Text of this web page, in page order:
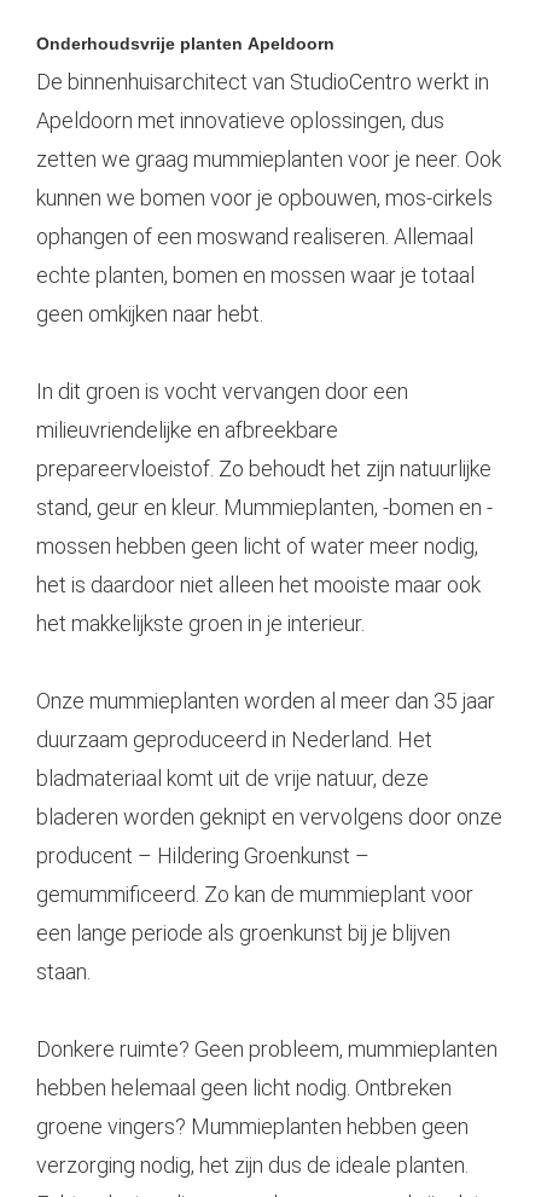
Onderhoudsvrije planten Apeldoorn
De binnenhuisarchitect van StudioCentro werkt in
Apeldoorn met innovatieve oplossingen, dus
zetten we graag mummieplanten voor je neer. Ook
kunnen we bomen voor je opbouwen, mos-cirkels
ophangen of een moswand realiseren. Allemaal
echte planten, bomen en mossen waar je totaal
geen omkijken naar hebt.
In dit groen is vocht vervangen door een
milieuvriendelijke en afbreekbare
prepareervloeistof. Zo behoudt het zijn natuurlijke
stand, geur en kleur. Mummieplanten, -bomen en -
mossen hebben geen licht of water meer nodig,
het is daardoor niet alleen het mooiste maar ook
het makkelijkste groen in je interieur.
Onze mummieplanten worden al meer dan 35 jaar
duurzaam geproduceerd in Nederland. Het
bladmateriaal komt uit de vrije natuur, deze
bladeren worden geknipt en vervolgens door onze
producent – Hildering Groenkunst –
gemummificeerd. Zo kan de mummieplant voor
een lange periode als groenkunst bij je blijven
staan.
Donkere ruimte? Geen probleem, mummieplanten
hebben helemaal geen licht nodig. Ontbreken
groene vingers? Mummieplanten hebben geen
verzorging nodig, het zijn dus de ideale planten.